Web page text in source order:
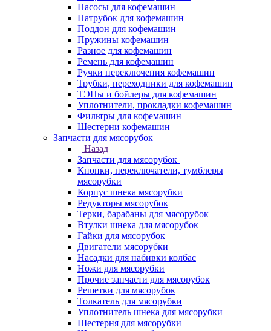
Насосы для кофемашин
Патрубок для кофемашин
Поддон для кофемашин
Пружины кофемашин
Разное для кофемашин
Ремень для кофемашин
Ручки переключения кофемашин
Трубки, переходники для кофемашин
ТЭНы и бойлеры для кофемашин
Уплотнители, прокладки кофемашин
Фильтры для кофемашин
Шестерни кофемашин
Запчасти для мясорубок
Назад
Запчасти для мясорубок
Кнопки, переключатели, тумблеры
мясорубки
Корпус шнека мясорубки
Редукторы мясорубок
Терки, барабаны для мясорубок
Втулки шнека для мясорубок
Гайки для мясорубок
Двигатели мясорубки
Насадки для набивки колбас
Ножи для мясорубки
Прочие запчасти для мясорубок
Решетки для мясорубок
Толкатель для мясорубки
Уплотнитель шнека для мясорубки
Шестерня для мясорубки